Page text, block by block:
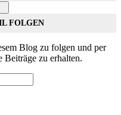
FOLGEN
Blog zu folgen und per
zu erhalten.